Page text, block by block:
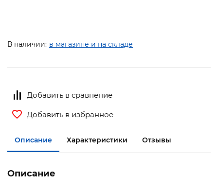
В наличии: в магазине и на складе
Добавить в сравнение
Добавить в избранное
Описание Характеристики Отзывы
Описание